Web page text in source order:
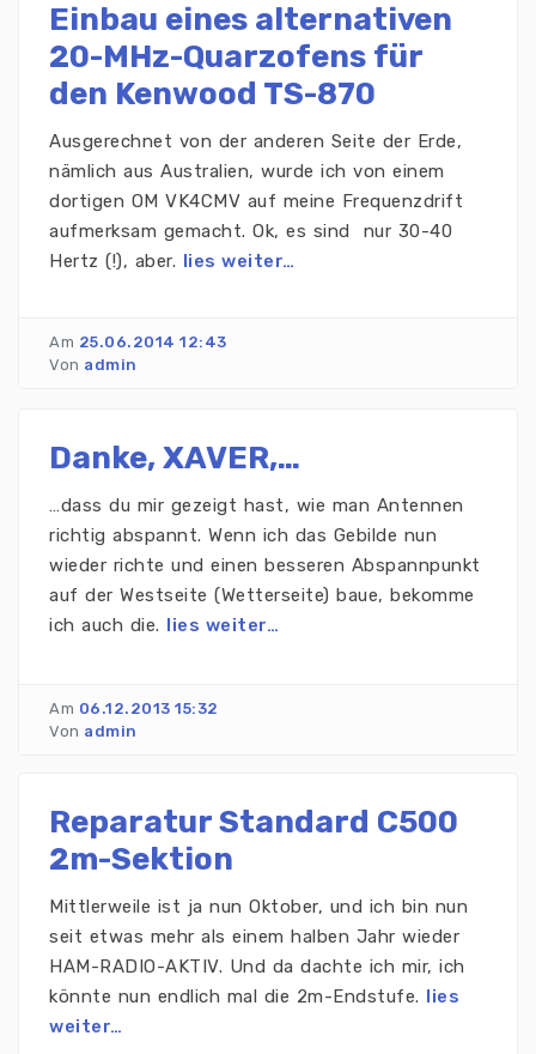
Einbau eines alternativen
20-MHz-Quarzofens für
den Kenwood TS-870
Ausgerechnet von der anderen Seite der Erde,
nämlich aus Australien, wurde ich von einem
dortigen OM VK4CMV auf meine Frequenzdrift
aufmerksam gemacht. Ok, es sind nur 30-40
Hertz (!), aber. lies weiter…
Am 25.06.2014 12:43
Von admin
Danke, XAVER,…
…dass du mir gezeigt hast, wie man Antennen
richtig abspannt. Wenn ich das Gebilde nun
wieder richte und einen besseren Abspannpunkt
auf der Westseite (Wetterseite) baue, bekomme
ich auch die. lies weiter…
Am 06.12.2013 15:32
Von admin
Reparatur Standard C500
2m-Sektion
Mittlerweile ist ja nun Oktober, und ich bin nun
seit etwas mehr als einem halben Jahr wieder
HAM-RADIO-AKTIV. Und da dachte ich mir, ich
könnte nun endlich mal die 2m-Endstufe. lies
weiter…